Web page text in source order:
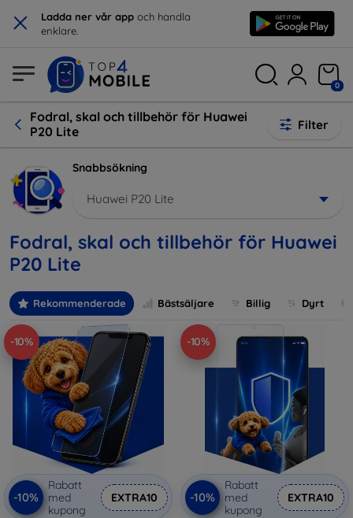
× Ladda ner vår app och handla
enklare.
0
Fodral, skal och tillbehör för Huawei
P20 Lite
Filter
Snabbsökning
Huawei P20 Lite
Fodral, skal och tillbehör för Huawei
P20 Lite
Rekommenderade Bästsäljare Billig Dyrt
-10%
-10%
Rabatt
med
kupong
EXTRA10
-10%
-10%
Rabatt
med
kupong
EXTRA10